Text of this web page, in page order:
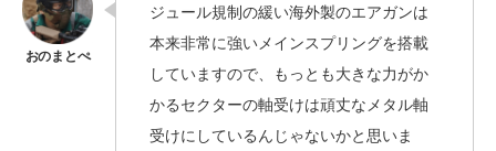
ジュール規制の緩い海外製のエアガンは
本来非常に強いメインスプリングを搭載
していますので、もっとも大きな力がか
かるセクターの軸受けは頑丈なメタル軸
受けにしているんじゃないかと思いま